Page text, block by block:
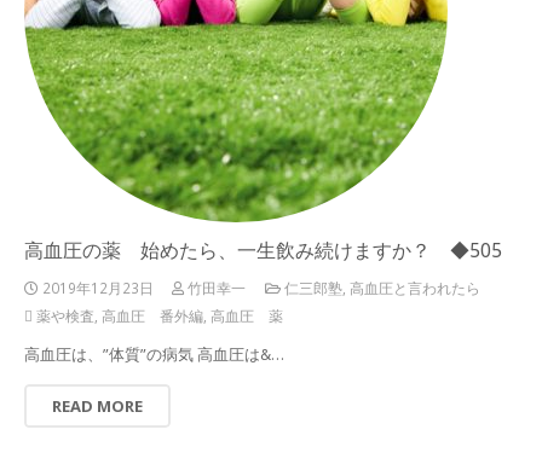
高血圧の薬 始めたら、一生飲み続けますか？ ◆505
2019年12月23日 竹田幸一 仁三郎塾, 高血圧と言われたら
薬や検査 高血圧 番外編, 高血圧 薬
高血圧は、”体質”の病気 高血圧は&…
READ MORE